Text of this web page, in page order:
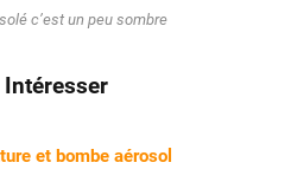
c’est un peu sombre
Intéresser
et bombe aérosol